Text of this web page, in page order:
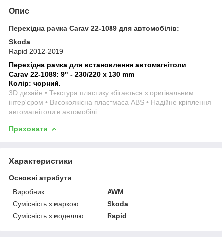
Опис
Перехідна рамка Carav 22-1089 для автомобілів:
Skoda
Rapid 2012-2019
Перехідна рамка для встановлення автомагнітоли
Carav 22-1089: 9" - 230/220 x 130 mm
Колір: чорний.
3D дизайн • Текстура пластику збігається з оригінальним
інтер'єром • Високоякісна пластмаса ABS • Надійне кріплення
автомагнітоли в автомобілі
Приховати
Характеристики
Основні атрибути
Виробник
AWM
Сумісність з маркою
Skoda
Сумісність з моделлю
Rapid